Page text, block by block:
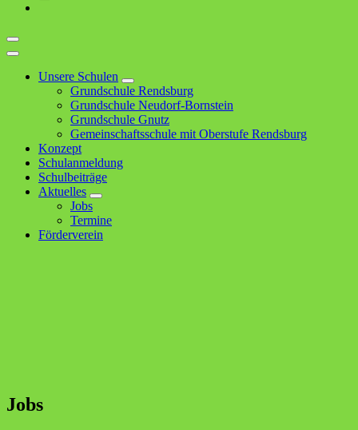
Unsere Schulen
Grundschule Rendsburg
Grundschule Neudorf-Bornstein
Grundschule Gnutz
Gemeinschaftsschule mit Oberstufe Rendsburg
Konzept
Schulanmeldung
Schulbeiträge
Aktuelles
Jobs
Termine
Förderverein
Jobs